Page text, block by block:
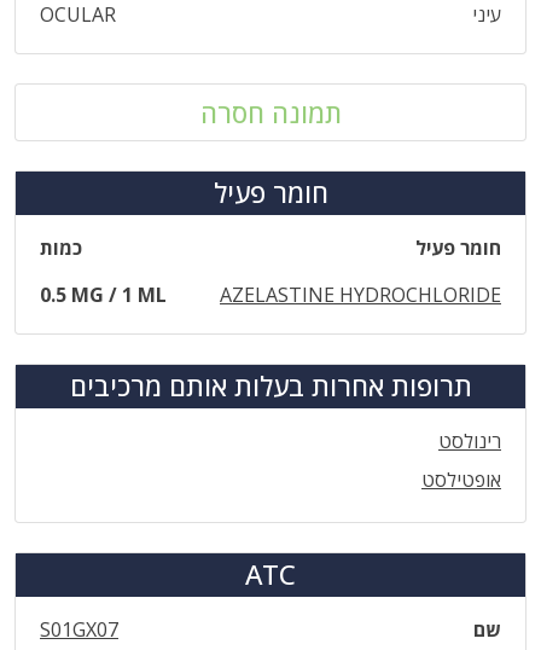
עיני
OCULAR
תמונה חסרה
חומר פעיל
חומר פעיל
כמות
AZELASTINE HYDROCHLORIDE
0.5 MG / 1 ML
תרופות אחרות בעלות אותם מרכיבים
רינולסט
אופטילסט
ATC
שם
S01GX07